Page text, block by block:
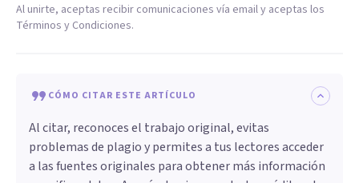
Al unirte, aceptas recibir comunicaciones vía email y aceptas los
Términos y Condiciones.
CÓMO CITAR ESTE ARTÍCULO
Al citar, reconoces el trabajo original, evitas
problemas de plagio y permites a tus lectores acceder
a las fuentes originales para obtener más información